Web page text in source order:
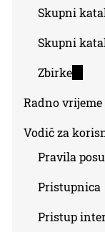
Skupni
Skupni
Zbirke(link
Radno vrijeme
Vodič za
Pravila
Pristupnica
Pristup